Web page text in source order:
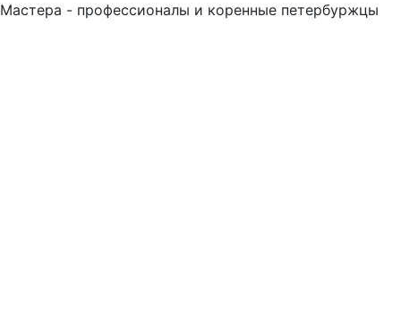
Мастера - профессионалы и коренные петербуржцы